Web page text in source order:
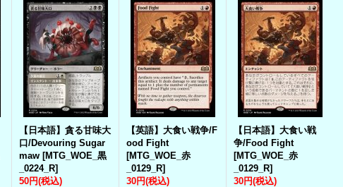
【日本語】貪る甘味大
口/Devouring Sugar
maw [MTG_WOE_黒
_0224_R]
50円(税込)
【英語】大食い戦争/F
ood Fight
[MTG_WOE_赤
_0129_R]
30円(税込)
【日本語】大食い戦
争/Food Fight
[MTG_WOE_赤
_0129_R]
30円(税込)